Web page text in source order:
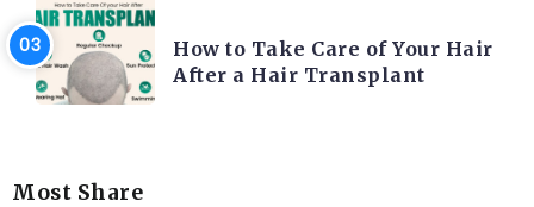
How to Take Care of Your Hair
After a Hair Transplant
Most Share